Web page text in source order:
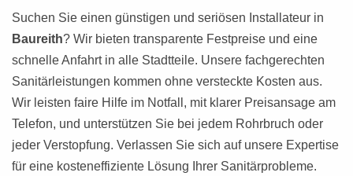
Suchen Sie einen günstigen und seriösen Installateur in
Baureith? Wir bieten transparente Festpreise und eine
schnelle Anfahrt in alle Stadtteile. Unsere fachgerechten
Sanitärleistungen kommen ohne versteckte Kosten aus.
Wir leisten faire Hilfe im Notfall, mit klarer Preisansage am
Telefon, und unterstützen Sie bei jedem Rohrbruch oder
jeder Verstopfung. Verlassen Sie sich auf unsere Expertise
für eine kosteneffiziente Lösung Ihrer Sanitärprobleme.